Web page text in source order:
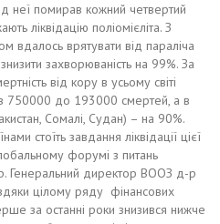
неї помирав кожний четвертий
ліквідацію поліомієліта. З
вдалось врятувати від параліча
захворюваність на 99%. За
від кору в усьому світі
з 750000 до 193000 смертей, а в
Сомалі, Судан) – на 90%.
стоїть завдання ліквідації цієї
форумі з питань
Генеральний директор ВООЗ д-р
цілому ряду фінансових
за останні роки знизився нижче